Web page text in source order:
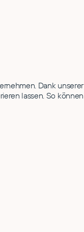
Dank unserer
lassen. So können